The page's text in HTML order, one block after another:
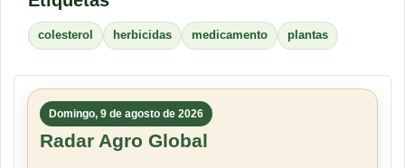
colesterol herbicidas medicamento plantas
Domingo, 9 de agosto de 2026
Radar Agro Global